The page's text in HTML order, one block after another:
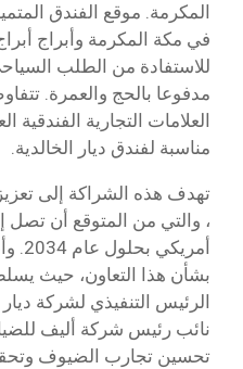
المكرمة. موقع الفندق
في مكة المكرمة وأبراج
للاستفادة من الطلب
مدفوعا بالحج والعمرة.
العلامات التجارية الفندقية
مناسبة لفندق ديار الخالدية.
تهدف هذه الشراكة إلى
بشأن هذا التعاون، حيث
الرئيس التنفيذي لشركة
نائب رئيس شركة أليف
تحسين تجارب الضيوف